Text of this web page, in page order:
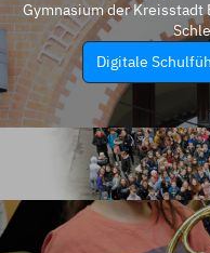
Gymnasium der Kreisstadt
Digitale